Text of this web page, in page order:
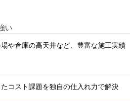
い
倉庫の高天井など、豊富な施工実績
スト課題を独自の仕入れ力で解決